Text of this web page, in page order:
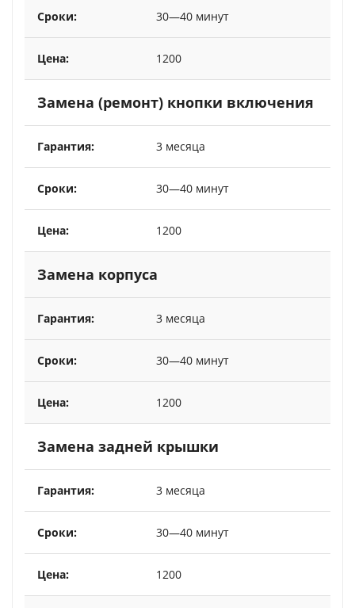
30—40 минут
1200
Замена (ремонт) кнопки включения
3 месяца
30—40 минут
1200
Замена корпуса
3 месяца
30—40 минут
1200
Замена задней крышки
3 месяца
30—40 минут
1200